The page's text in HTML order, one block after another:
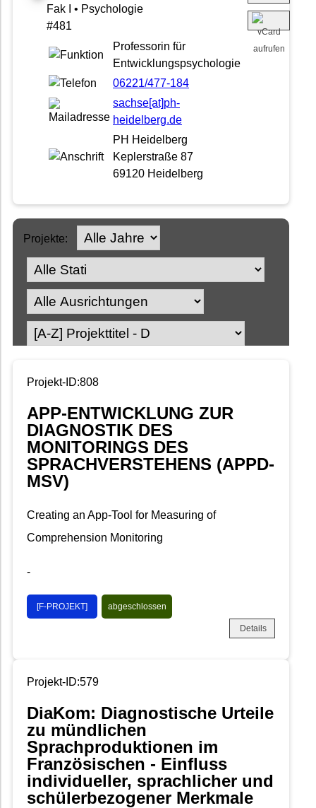
Fak I • Psychologie
#481
Professorin für
Entwicklungspsychologie
06221/477-184
sachse[at]ph-
heidelberg.de
PH Heidelberg
Keplerstraße 87
69120 Heidelberg
Projekte:
Projekt-ID:808
APP-ENTWICKLUNG ZUR
DIAGNOSTIK DES
MONITORINGS DES
SPRACHVERSTEHENS (APPD-
MSV)
Creating an App-Tool for Measuring of
Comprehension Monitoring
-
[F-PROJEKT] abgeschlossen
Details
Projekt-ID:579
DiaKom: Diagnostische Urteile
zu mündlichen
Sprachproduktionen im
Französischen - Einfluss
individueller, sprachlicher und
schülerbezogener Merkmale